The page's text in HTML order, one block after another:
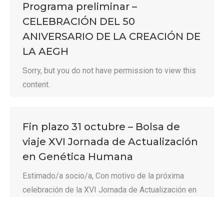
Programa preliminar –
CELEBRACIÓN DEL 50
ANIVERSARIO DE LA CREACIÓN DE
LA AEGH
Sorry, but you do not have permission to view this
content.
Fin plazo 31 octubre – Bolsa de
viaje XVI Jornada de Actualización
en Genética Humana
Estimado/a socio/a, Con motivo de la próxima
celebración de la XVI Jornada de Actualización en